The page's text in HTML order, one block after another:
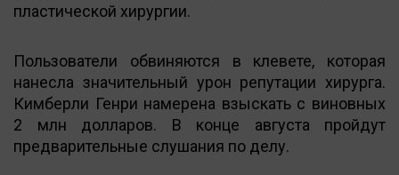
пластической хирургии.
Пользователи обвиняются в клевете, которая
нанесла значительный урон репутации хирурга.
Кимберли Генри намерена взыскать с виновных
2 млн долларов. В конце августа пройдут
предварительные слушания по делу.